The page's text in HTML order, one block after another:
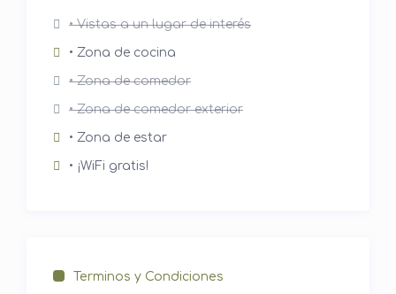
• Vistas a un lugar de interés
• Zona de cocina
• Zona de comedor
• Zona de comedor exterior
• Zona de estar
• ¡WiFi gratis!
Terminos y Condiciones